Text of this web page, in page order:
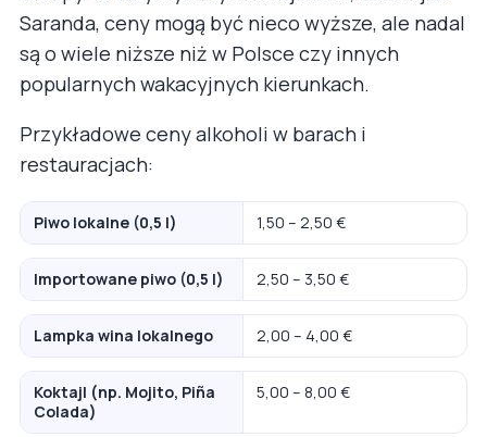
Saranda, ceny mogą być nieco wyższe, ale nadal
są o wiele niższe niż w Polsce czy innych
popularnych wakacyjnych kierunkach.
Przykładowe ceny alkoholi w barach i
restauracjach:
Piwo lokalne (0,5 l) 1,50 – 2,50 €
Importowane piwo (0,5 l) 2,50 – 3,50 €
Lampka wina lokalnego 2,00 – 4,00 €
Koktajl (np. Mojito, Piña
Colada)
5,00 – 8,00 €